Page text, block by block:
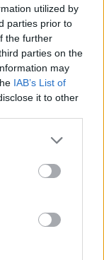
utilized by
parties prior to
the further
parties on the
may
IAB’s List of
it to other